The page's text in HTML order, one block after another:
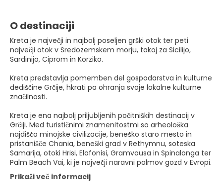
O destinaciji
Kreta je največji in najbolj poseljen grški otok ter peti
največji otok v Sredozemskem morju, takoj za Sicilijo,
Sardinijo, Ciprom in Korziko.
Kreta predstavlja pomemben del gospodarstva in kulturne
dediščine Grčije, hkrati pa ohranja svoje lokalne kulturne
značilnosti.
Kreta je ena najbolj priljubljenih počitniških destinacij v
Grčiji. Med turističnimi znamenitostmi so arheološka
najdišča minojske civilizacije, beneško staro mesto in
pristanišče Chania, beneški grad v Rethymnu, soteska
Samarija, otoki Hrisi, Elafonisi, Gramvousa in Spinalonga ter
Palm Beach Vai, ki je največji naravni palmov gozd v Evropi.
Prikaži več informacij